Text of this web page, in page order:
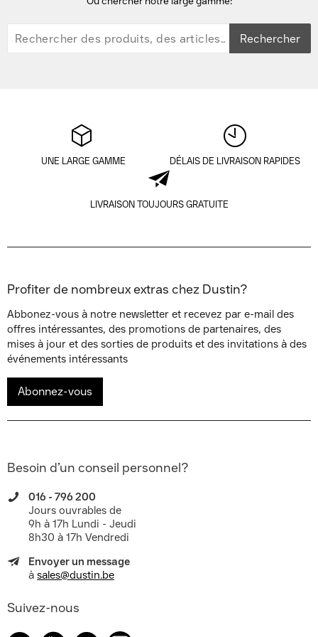
Rechercher
UNE LARGE GAMME DÉLAIS DE LIVRAISON RAPIDES
LIVRAISON TOUJOURS GRATUITE
Profiter de nombreux extras chez Dustin?
Abbonez-vous à notre newsletter et recevez par e-mail des
offres intéressantes, des promotions de partenaires, des
mises à jour et des sorties de produits et des invitations à des
événements intéressants
Abonnez-vous
Besoin d’un conseil personnel?
016 - 796 200
Jours ouvrables de
9h à 17h Lundi - Jeudi
8h30 à 17h Vendredi
Envoyer un message
à sales@dustin.be
Suivez-nous